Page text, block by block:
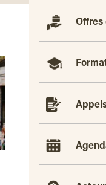
Offres